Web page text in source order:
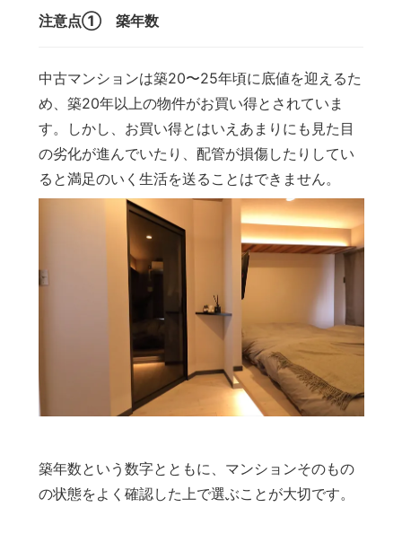
注意点① 築年数
中古マンションは築20〜25年頃に底値を迎えるた
め、築20年以上の物件がお買い得とされていま
す。しかし、お買い得とはいえあまりにも見た目
の劣化が進んでいたり、配管が損傷したりしてい
ると満足のいく生活を送ることはできません。
築年数という数字とともに、マンションそのもの
の状態をよく確認した上で選ぶことが大切です。